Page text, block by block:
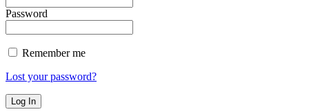
Password
Remember me
Lost your password?